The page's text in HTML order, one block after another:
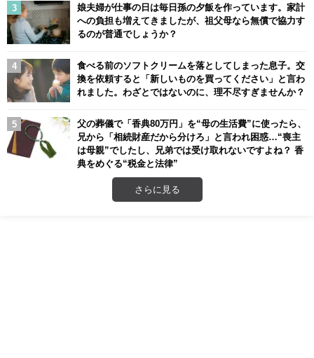
娘夫婦が仕事の日は毎日孫の夕飯を作っています。家計
への負担も増えてきましたが、祖父母なら無償で協力す
るのが普通でしょうか？
食べる前のソフトクリームを落としてしまった息子。交
換を依頼すると「新しいものを買ってください」と言わ
れました。わざとではないのに、理不尽すぎませんか？
父の葬儀で「香典80万円」を“母の生活費”に使ったら、
兄から「相続財産だから分けろ」と言われ困惑…“喪主
は母親”でしたし、兄弟では受け取れないですよね？ 香
典をめぐる“税金と法律”
さらに見る